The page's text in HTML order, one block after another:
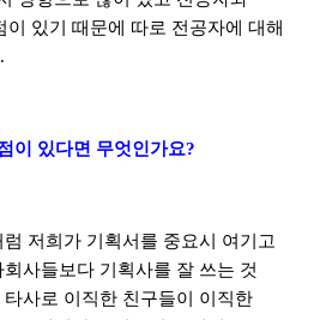
이 있기 때문에 따로 전공자에 대해
.
이 있다면 무엇인가요?
저희가 기획서를 중요시 여기고
사들보다 기획사를 잘 쓰는 것
타사로 이직한 친구들이 이직한